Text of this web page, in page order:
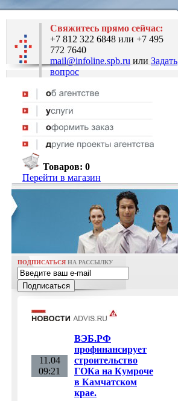
Свяжитесь прямо сейчас:
+7 812 322 6848 или +7 495
772 7640
mail@infoline.spb.ru или Задать
вопрос
Товаров: 0
Перейти в магазин
ПОДПИСАТЬСЯ НА РАССЫЛКУ
11.04
09:21
ВЭБ.РФ
профинансирует
строительство
ГОКа на Кумроче
в Камчатском
крае.